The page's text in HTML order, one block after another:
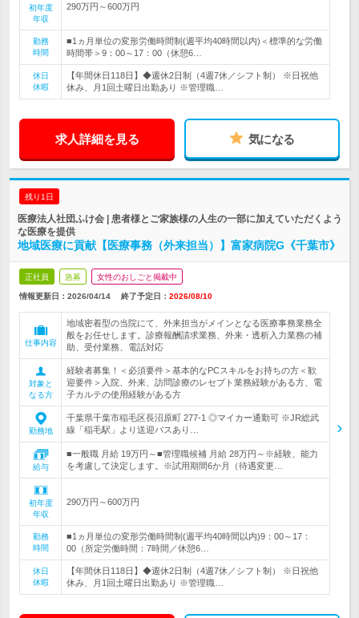
初年度
年収
290万円～600万円
勤務
時間
■1ヵ月単位の変形労働時間制(週平均40時間以内)＜標準的な労働
時間帯＞9：00～17：00（休憩6…
休日
休暇
【年間休日118日】◆週休2日制（4週7休／シフト制） ※日祝他
休み、月1回土曜日出勤あり ※管理職…
求人詳細を見る 気になる
残り1日
医療法人社団ふけ会 | 患者様とご家族様の人生の一部に加えていただくよう
な医療を提供
地域医療に貢献【医療事務（外来担当）】富家病院G《千葉市》
正社員 急募 女性のおしごと掲載中
情報更新日：2026/04/14 終了予定日： 2026/08/10
仕事内容
地域密着型の当院にて、外来担当がメインとなる医療事務業務全
般をお任せします。診療報酬請求業務、外来・透析入力業務の補
助、受付業務、電話対応
対象と
なる方
経験者募集！＜必須要件＞基本的なPCスキルをお持ちの方＜歓
迎要件＞入院、外来、訪問診療のレセプト業務経験がある方、電
子カルテの使用経験がある方
勤務地
千葉県千葉市稲毛区長沼原町 277-1 ◎マイカー通勤可 ※JR総武
線「稲毛駅」より送迎バスあり…
給与
■一般職 月給 19万円～■管理職候補 月給 28万円～※経験、能力
を考慮して決定します。※試用期間6か月（待遇変更…
初年度
年収
290万円～600万円
勤務
時間
■1ヵ月単位の変形労働時間制(週平均40時間以内)9：00～17：
00（所定労働時間：7時間／休憩6…
休日
休暇
【年間休日118日】◆週休2日制（4週7休／シフト制） ※日祝他
休み、月1回土曜日出勤あり ※管理職…